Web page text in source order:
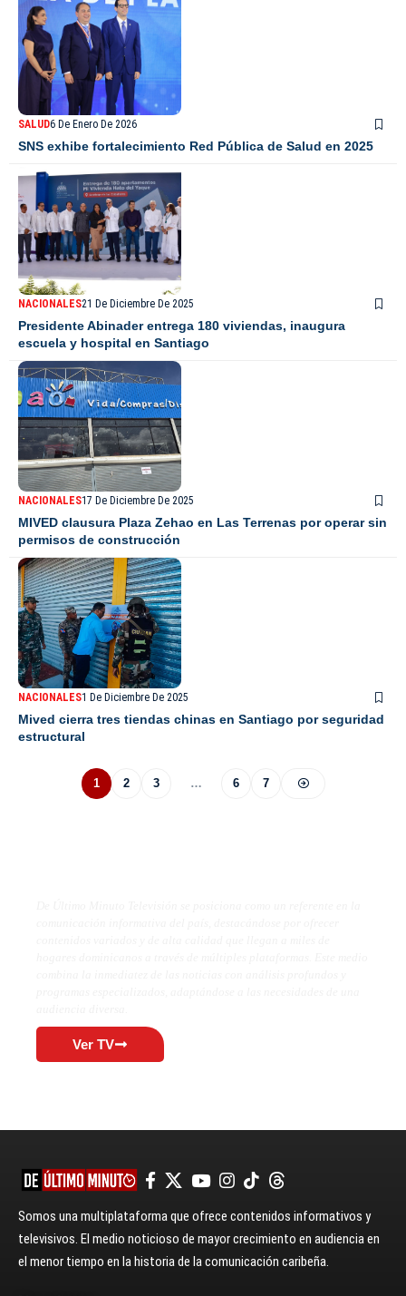
SALUD6 De Enero De 2026
SNS exhibe fortalecimiento Red Pública de Salud en 2025
NACIONALES21 De Diciembre De 2025
Presidente Abinader entrega 180 viviendas, inaugura
escuela y hospital en Santiago
NACIONALES17 De Diciembre De 2025
MIVED clausura Plaza Zehao en Las Terrenas por operar sin
permisos de construcción
NACIONALES1 De Diciembre De 2025
Mived cierra tres tiendas chinas en Santiago por seguridad
estructural
1 2 3 … 6 7
Ver TV
Somos una multiplataforma que ofrece contenidos informativos y
televisivos. El medio noticioso de mayor crecimiento en audiencia en
el menor tiempo en la historia de la comunicación caribeña.